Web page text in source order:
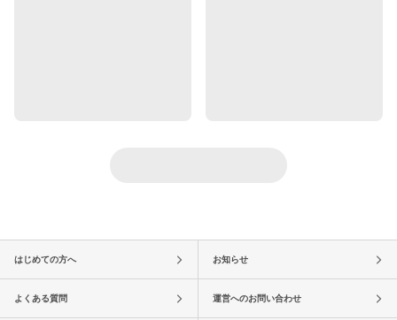
はじめての方へ お知らせ
よくある質問 運営へのお問い合わせ